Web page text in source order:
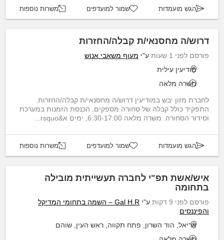
הגש מועמדות שמור למועדפים משרות נוספות
דרוש/ה מחסנאי/ת קבלה/החזרות
פורסם לפני 1 שעות ע"י מעוף משאבי אנוש
מודיעין עילית
משרה מלאה
לחברת מזון יבש במודיעין דרוש/ה מחסנאי/ת קבלה/החזרות.
התפקיד כולל קבלה של סחורה מספקים, הכנסת הזמנות במערכת
וסידור הסחורה. משרה מלאה 6:30-17:00, ימים א&rsquo...
הגש מועמדות שמור למועדפים משרות נוספות
איש/אשת תפ"י לחברה תעשייתית מובילה
בתחומה
פורסם לפני 9 דקות ע"י
Gal H.R – השמה בתחומי המדיקל
והפיננסים
אריאל, הוד השרון, פתח תקווה, ראש העין, שוהם